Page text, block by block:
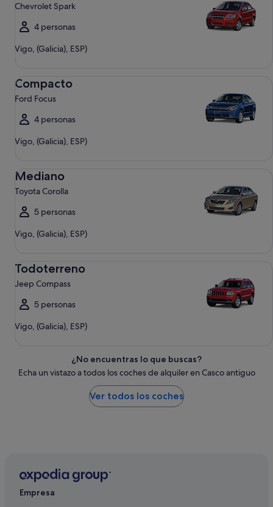
Chevrolet Spark
4 personas
Vigo, (Galicia), ESP)
Compacto
Ford Focus
4 personas
Vigo, (Galicia), ESP)
Mediano
Toyota Corolla
5 personas
Vigo, (Galicia), ESP)
Todoterreno
Jeep Compass
5 personas
Vigo, (Galicia), ESP)
¿No encuentras lo que buscas?
Echa un vistazo a todos los coches de alquiler en Casco antiguo
Ver todos los coches
Empresa